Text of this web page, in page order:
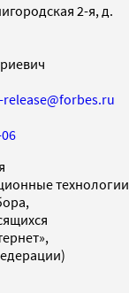
2-я, д.
release@forbes.ru
технологии